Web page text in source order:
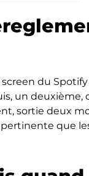
du
un deuxième,
sortie deux
pertinente que